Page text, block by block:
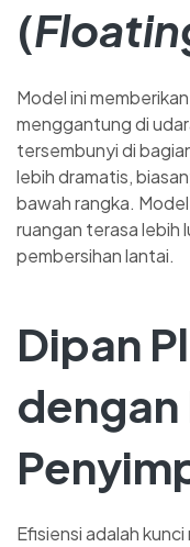
(
Model ini
menggantung di
tersembunyi di
lebih dramatis,
bawah rangka.
ruangan terasa lebih
pembersihan lantai.
Dipan
dengan
Efisiensi adalah